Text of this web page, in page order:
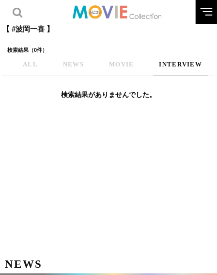
【 #波岡一喜 】
検索結果（0件）
ALL NEWS MOVIE INTERVIEW
検索結果がありませんでした。
NEWS